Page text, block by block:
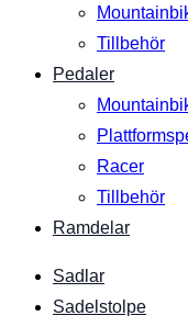
Tillbehör
Pedaler
Racer
Tillbehör
Ramdelar
Sadlar
Sadelstolpe